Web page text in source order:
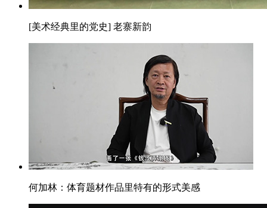
[美术经典里的党史] 老寨新韵
何加林：体育题材作品里特有的形式美感